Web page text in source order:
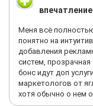
впечатление
Меня всё
понятно на
добавления
систем, прозрачная
бонс идут доп
маркетологов от
хотя обычно о нем